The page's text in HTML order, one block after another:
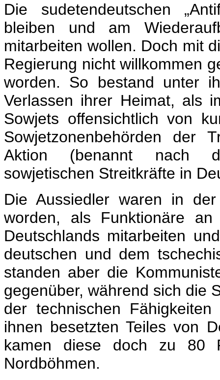
Die sudetendeutschen
bleiben und am
mitarbeiten wollen. Doch mit
Regierung nicht willkommen
worden. So bestand unter
Verlassen ihrer Heimat, als
Sowjets offensichtlich von
Sowjetzonenbehörden der
Aktion (benannt nach
sowjetischen Streitkräfte in
Die Aussiedler waren in
worden, als Funktionäre an
Deutschlands mitarbeiten
deutschen und dem
standen aber die
gegenüber, während sich die
der technischen
ihnen besetzten Teiles von
kamen diese doch zu 80
Nordböhmen.